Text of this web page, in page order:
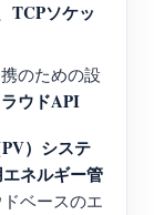
TCPソケッ
のための設
ウドAPI
）システ
ネルギー管
ベースのエ